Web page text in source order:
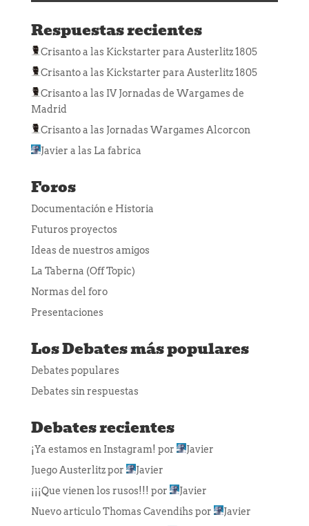
Respuestas recientes
Crisantoa las Kickstarter para Austerlitz 1805
Crisantoa las Kickstarter para Austerlitz 1805
Crisantoa las IV Jornadas de Wargames de
Madrid
Crisantoa las Jornadas Wargames Alcorcon
Javier a las La fabrica
Foros
Documentación e Historia
Futuros proyectos
Ideas de nuestros amigos
La Taberna (Off Topic)
Normas del foro
Presentaciones
Los Debates más populares
Debates populares
Debates sin respuestas
Debates recientes
¡Ya estamos en Instagram! por
Javier
Juego Austerlitzpor
Javier
¡¡¡Que vienen los rusos!!! por
Javier
Nuevo articulo Thomas Cavendihspor
Javier